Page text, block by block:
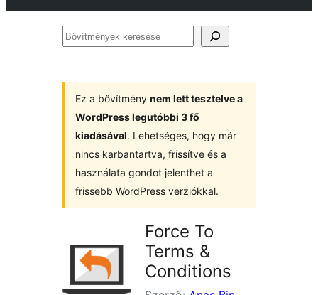
Bővítmények
Ez a bővítmény nem lett tesztelve a
WordPress legutóbbi 3 fő
kiadásával. Lehetséges, hogy már
nincs karbantartva, frissítve és a
használata gondot jelenthet a
frissebb WordPress verziókkal.
Force To
Terms &
Conditions